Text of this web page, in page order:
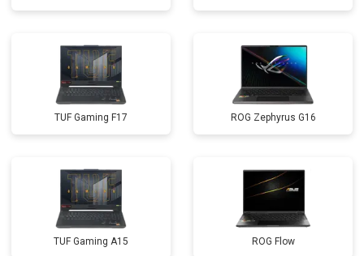
TUF Gaming F17 ROG Zephyrus G16
TUF Gaming A15 ROG Flow